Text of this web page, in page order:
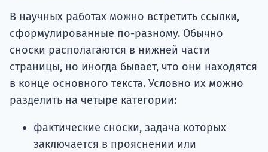
В научных работах можно встретить ссылки,
сформулированные по-разному. Обычно
сноски располагаются в нижней части
страницы, но иногда бывает, что они находятся
в конце основного текста. Условно их можно
разделить на четыре категории:
фактические сноски, задача которых
заключается в прояснении или